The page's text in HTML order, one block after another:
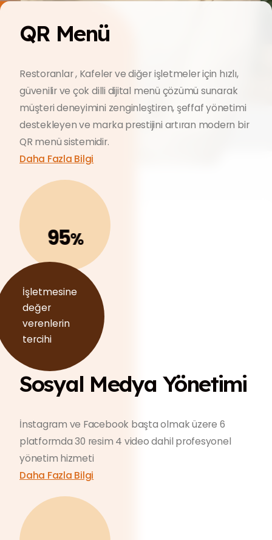
QR Menü
Restoranlar , Kafeler ve diğer işletmeler için hızlı,
güvenilir ve çok dilli dijital menü çözümü sunarak
müşteri deneyimini zenginleştiren, şeffaf yönetimi
destekleyen ve marka prestijini artıran modern bir
QR menü sistemidir.
Daha Fazla Bilgi
95%
İşletmesine
değer
verenlerin
tercihi
Sosyal Medya Yönetimi
İnstagram ve Facebook başta olmak üzere 6
platformda 30 resim 4 video dahil profesyonel
yönetim hizmeti
Daha Fazla Bilgi